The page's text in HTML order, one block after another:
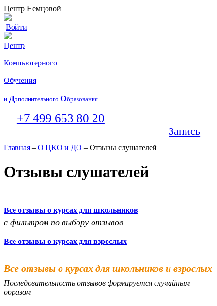
Центр Немцовой
Войти
Центр
Компьютерного
Обучения
и Дополнительного Образования
+7 499 653 80 20
Запись
Главная – О ЦКО и ДО – Отзывы слушателей
Отзывы слушателей
Все отзывы о курсах для школьников
с фильтром по выбору отзывов
Все отзывы о курсах для взрослых
Все отзывы о курсах для школьников и взрослых
Последовательность отзывов формируется случайным
образом